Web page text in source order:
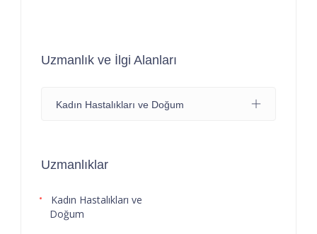
Uzmanlık ve İlgi Alanları
Kadın Hastalıkları ve Doğum
Uzmanlıklar
Kadın Hastalıkları ve
Doğum